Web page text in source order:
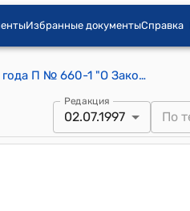
Избранные документыСправка
Постановление СНП Жогорку Кенеша КР от 2 июля 1997 года П № 660-1 "О Законе Кыргызской Республики "О банках и банковской деятельности в Кыргызской Республике"
Редакция
02.07.1997